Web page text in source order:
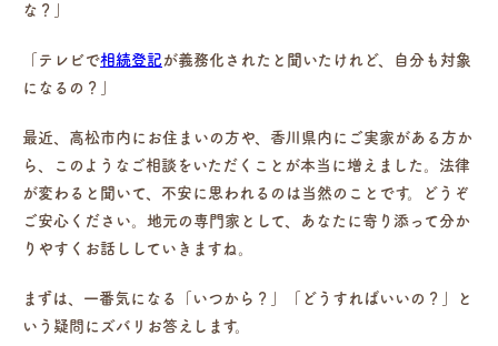
な？」
「テレビで相続登記 が義務化されたと聞いたけれど、自分も対象
になるの？」
最近、高松市内にお住まいの方や、香川県内にご実家がある方か
ら、このようなご相談をいただくことが本当に増えました。法律
が変わると聞いて、不安に思われるのは当然のことです。どうぞ
ご安心ください。地元の専門家として、あなたに寄り添って分か
りやすくお話ししていきますね。
まずは、一番気になる「いつから？」「どうすればいいの？」と
いう疑問にズバリお答えします。